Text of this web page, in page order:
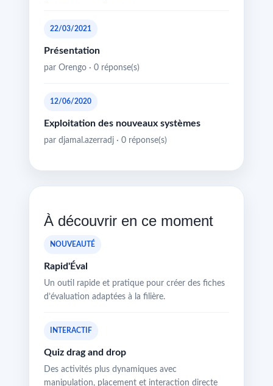
22/03/2021
Présentation
par Orengo · 0 réponse(s)
12/06/2020
Exploitation des nouveaux systèmes
par djamal.azerradj · 0 réponse(s)
À découvrir en ce moment
NOUVEAUTÉ
Rapid'Éval
Un outil rapide et pratique pour créer des fiches
d’évaluation adaptées à la filière.
INTERACTIF
Quiz drag and drop
Des activités plus dynamiques avec
manipulation, placement et interaction directe